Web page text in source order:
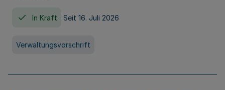
In Kraft Seit 16. Juli 2026
Verwaltungsvorschrift